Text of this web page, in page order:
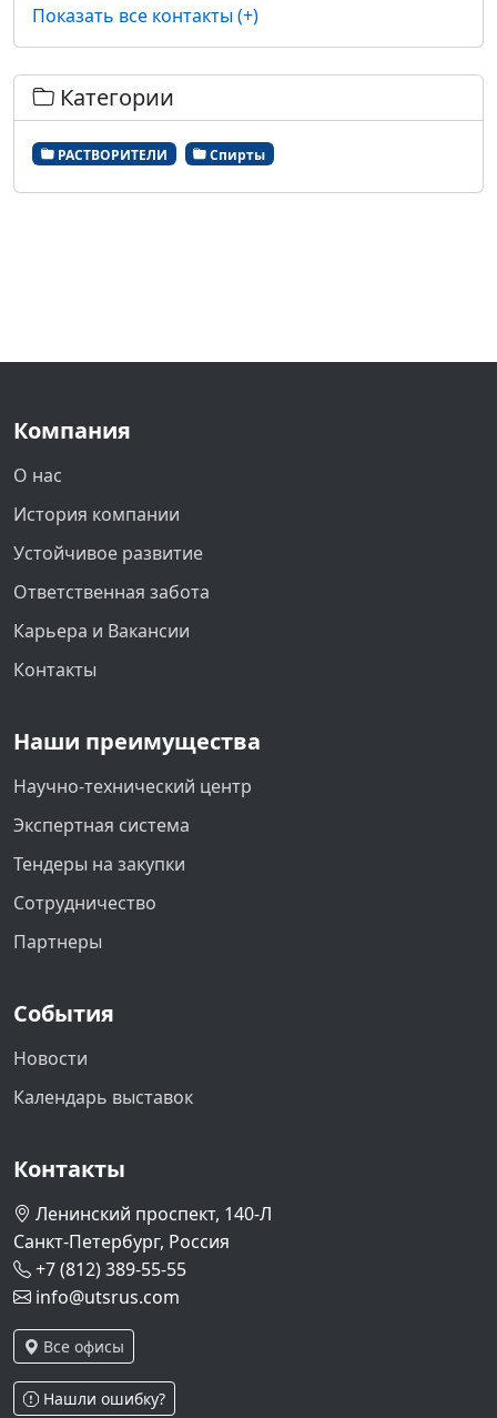
Показать все контакты (+)
Категории
РАСТВОРИТЕЛИ Спирты
Компания
О нас
История компании
Устойчивое развитие
Ответственная забота
Карьера и Вакансии
Контакты
Наши преимущества
Научно-технический центр
Экспертная система
Тендеры на закупки
Сотрудничество
Партнеры
События
Новости
Календарь выставок
Контакты
Ленинский проспект, 140-Л
Санкт-Петербург, Россия
+7 (812) 389-55-55
info@utsrus.com
Все офисы
Нашли ошибку?